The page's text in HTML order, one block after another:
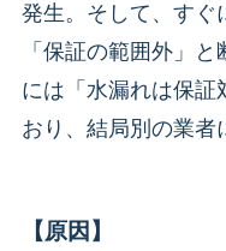
発生。そして、すぐ
「保証の範囲外」
には「水漏れは保証
おり、結局別の業者
【原因】